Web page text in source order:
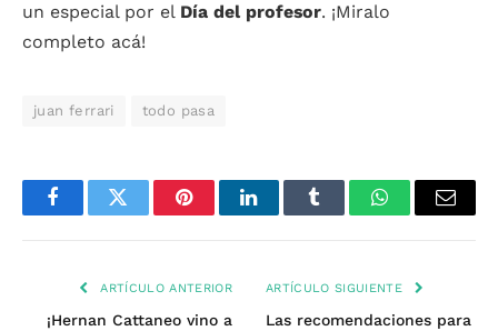
un especial por el Día del profesor. ¡Miralo
completo acá!
juan ferrari todo pasa
FacebookTwitter PinterestLinkedInTumblr WhatsAppEmail
ARTÍCULO ANTERIOR
¡Hernan Cattaneo vino a
ARTÍCULO SIGUIENTE
Las recomendaciones para